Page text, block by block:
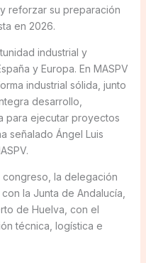
reforzar su preparación
en 2026.
industrial y
y Europa. En MASPV
industrial sólida, junto
desarrollo,
para ejecutar proyectos
señalado Ángel Luis
la delegación
la Junta de Andalucía,
de Huelva, con el
técnica, logística e